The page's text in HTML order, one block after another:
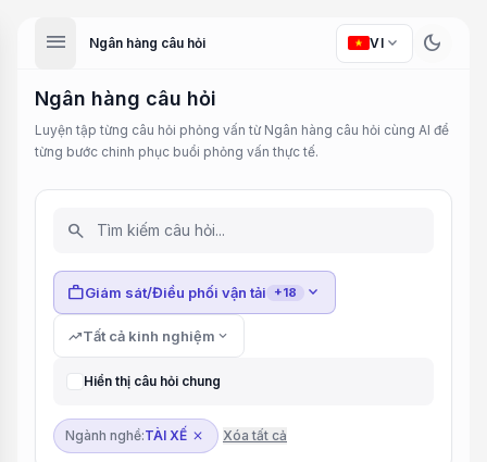
menu Ngân hàng câu hỏi VI expand_more dark_mode
Ngân hàng câu hỏi
Luyện tập từng câu hỏi phỏng vấn từ Ngân hàng câu hỏi cùng AI để
từng bước chinh phục buổi phỏng vấn thực tế.
search
workGiám sát/Điều phối vận tải +18 expand_more
trending_upTất cả kinh nghiệm expand_more
Hiển thị câu hỏi chung
Ngành nghề:TÀI XẾ close Xóa tất cả